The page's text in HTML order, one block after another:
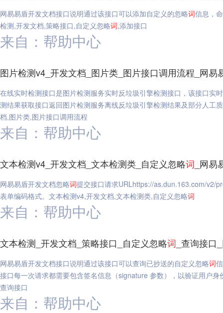
网易易盾开发文档接口说明通过该接口可以添加自定义的忽略词信息，
检测,开发文档,策略接口,自定义忽略词,添加接口
来自：帮助中心
图片检测v4_开发文档_图片类_图片接口调用流程_网易
在线实时检测接口是图片检测服务实时反垃圾引擎检测接口，该接口实
测结果获取接口返回图片检测服务离线反垃圾引擎检测结果及部分人工
档,图片类,图片接口调用流程
来自：帮助中心
文本检测v4_开发文档_文本检测类_自定义忽略词 _网易
网易易盾开发文档忽略词提交接口请求URLhttps://as.dun.163.com/v2/
表单编码格式。文本检测v4,开发文档,文本检测类,自定义忽略词
来自：帮助中心
文本检测_开发文档_策略接口_自定义忽略词 _查询接口
网易易盾开发文档接口说明通过该接口可以查询已抄送的自定义忽略词
接口每一次请求都需要包含签名信息（signature 参数），以验证用户
查询接口
来自：帮助中心